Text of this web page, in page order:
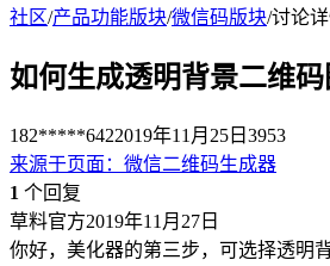
社区/产品功能版块/微信码版块/讨论
如何生成透明背景二维
182*****6422019年11月25日 3953
来源于页面 ： 微信二维码生成器
1 个回复
草料官方2019年11月27日
你好，美化器的第三步，可选择透明